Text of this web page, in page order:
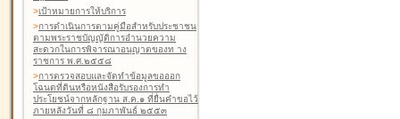
>เป้าหมายการให้บริการ
>การดำเนินการตามคู่มือสำหรับประชาชน
ตามพระราชบัญญัติการอำนวยความ
สะดวกในการพิจารณาอนุญาตของท าง
ราชการ พ.ศ.๒๕๕๘
>การตรวจสอบและจัดทำข้อมูลขอออก
โฉนดที่ดินหรือหนังสือรับรองการทำ
ประโยชน์จากหลักฐาน ส.ค.๑ ที่ยื่นคำขอไว้
ภายหลังวันที่ ๘ กุมภาพันธ์ ๒๕๕๓